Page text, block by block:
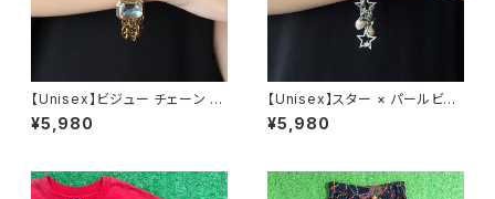
【Unisex】ビジュー チェーン ブ
レスレット / 古着 アクセサリー
N0737
¥5,980
【Unisex】スター × パールビー
ズ チャーム チェーン ブレスレッ
ト / 古着 アクセサリー N1109
¥5,980